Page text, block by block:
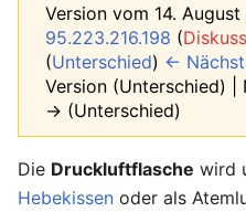
Version vom 14.
95.223.216.198 (
(Unterschied) ←
Version (Unterschied) |
→ (Unterschied)
Die Druckluftflasche wird
Hebekissen oder als